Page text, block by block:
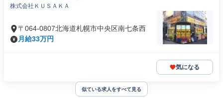
株式会社ＫＵＳＡＫＡ
〒064-0807北海道札幌市中央区南七条西
月給33万円
気になる
似ている求人をすべて見る